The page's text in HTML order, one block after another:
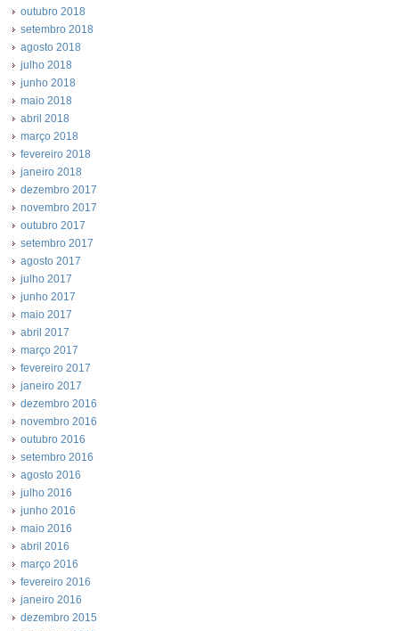
outubro 2018
setembro 2018
agosto 2018
julho 2018
junho 2018
maio 2018
abril 2018
março 2018
fevereiro 2018
janeiro 2018
dezembro 2017
novembro 2017
outubro 2017
setembro 2017
agosto 2017
julho 2017
junho 2017
maio 2017
abril 2017
março 2017
fevereiro 2017
janeiro 2017
dezembro 2016
novembro 2016
outubro 2016
setembro 2016
agosto 2016
julho 2016
junho 2016
maio 2016
abril 2016
março 2016
fevereiro 2016
janeiro 2016
dezembro 2015